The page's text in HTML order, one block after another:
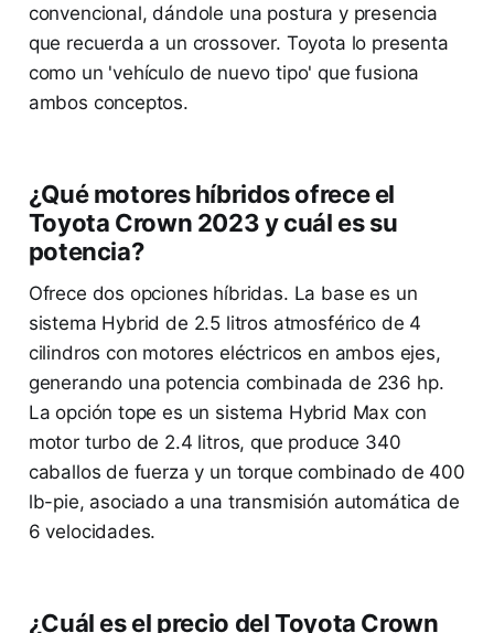
convencional, dándole una postura y presencia
que recuerda a un crossover. Toyota lo presenta
como un 'vehículo de nuevo tipo' que fusiona
ambos conceptos.
¿Qué motores híbridos ofrece el
Toyota Crown 2023 y cuál es su
potencia?
Ofrece dos opciones híbridas. La base es un
sistema Hybrid de 2.5 litros atmosférico de 4
cilindros con motores eléctricos en ambos ejes,
generando una potencia combinada de 236 hp.
La opción tope es un sistema Hybrid Max con
motor turbo de 2.4 litros, que produce 340
caballos de fuerza y un torque combinado de 400
lb-pie, asociado a una transmisión automática de
6 velocidades.
¿Cuál es el precio del Toyota Crown